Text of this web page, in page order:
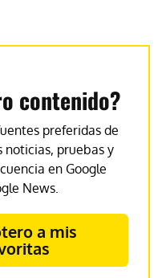
contenido?
preferidas de
noticias, pruebas y
en Google
News.
a mis